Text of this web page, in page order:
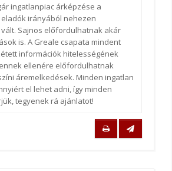
ingatlanpiac árképzése a
irányából nehezen
Sajnos előfordulhatnak akár
is. A Greale csapata mindent
információk hitelességének
ellenére előfordulhatnak
áremelkedések. Minden ingatlan
el lehet adni, így minden
tegyenek rá ajánlatot!